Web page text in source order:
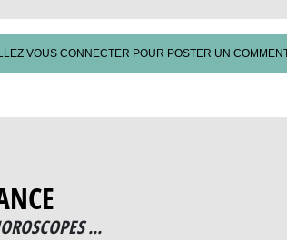
VOUS CONNECTER POUR POSTER UN
...